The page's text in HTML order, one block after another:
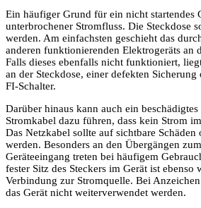
Ein häufiger Grund für ein nicht startendes
unterbrochener Stromfluss. Die Steckdose
werden. Am einfachsten geschieht das
anderen funktionierenden Elektrogeräts an
Falls dieses ebenfalls nicht funktioniert,
an der Steckdose, einer defekten Sicherung
FI-Schalter.
Darüber hinaus kann auch ein
Stromkabel dazu führen, dass kein Strom
Das Netzkabel sollte auf sichtbare
werden. Besonders an den Übergängen
Geräteeingang treten bei häufigem
fester Sitz des Steckers im Gerät ist
Verbindung zur Stromquelle. Bei
das Gerät nicht weiterverwendet werden.